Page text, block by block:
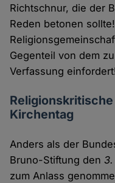
Richtschnur, die der
Reden betonen
Gegenteil von dem
Verfassung
Kirchentag
Anders als der
Bruno-Stiftung den3.
zum Anlass